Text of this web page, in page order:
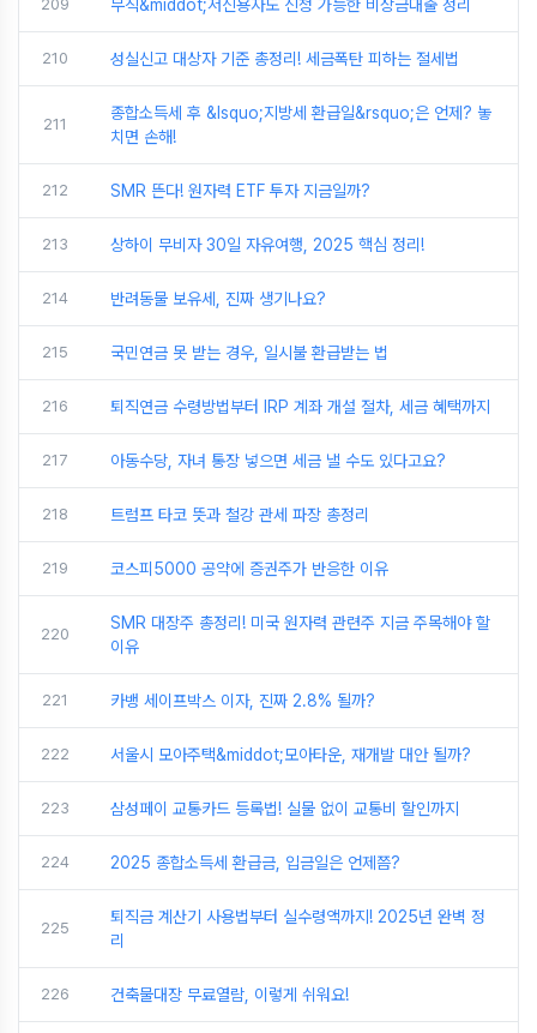
209 무직&middot;저신용자도 신청 가능한 비상금대출 정리
210 성실신고 대상자 기준 총정리! 세금폭탄 피하는 절세법
211
종합소득세 후 &lsquo;지방세 환급일&rsquo;은 언제? 놓
치면 손해!
212 SMR 뜬다! 원자력 ETF 투자 지금일까?
213 상하이 무비자 30일 자유여행, 2025 핵심 정리!
214 반려동물 보유세, 진짜 생기나요?
215 국민연금 못 받는 경우, 일시불 환급받는 법
216 퇴직연금 수령방법부터 IRP 계좌 개설 절차, 세금 혜택까지
217 아동수당, 자녀 통장 넣으면 세금 낼 수도 있다고요?
218 트럼프 타코 뜻과 철강 관세 파장 총정리
219 코스피5000 공약에 증권주가 반응한 이유
220
SMR 대장주 총정리! 미국 원자력 관련주 지금 주목해야 할
이유
221 카뱅 세이프박스 이자, 진짜 2.8% 될까?
222 서울시 모아주택&middot;모아타운, 재개발 대안 될까?
223 삼성페이 교통카드 등록법! 실물 없이 교통비 할인까지
224 2025 종합소득세 환급금, 입금일은 언제쯤?
225
퇴직금 계산기 사용법부터 실수령액까지! 2025년 완벽 정
리
226 건축물대장 무료열람, 이렇게 쉬워요!